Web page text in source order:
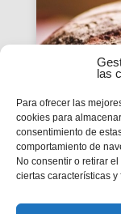
las
Para ofrecer las
cookies para
consentimiento de
comportamiento de
No consentir o retirar
ciertas características y
CICLE
DE